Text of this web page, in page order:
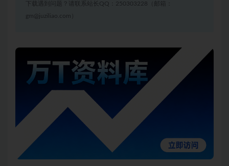
下载遇到问题？请联系站长QQ：250303228（邮箱：
gm@juziliao.com）